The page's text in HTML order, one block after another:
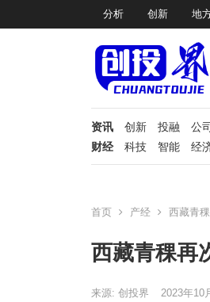
分析 创新 地
资讯 创新 投融
公司
财经
科技 智能 经
首页 产经 西藏青
西藏青稞再
来源: 创投界 2023年10